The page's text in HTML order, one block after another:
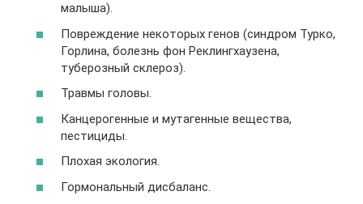
малыша).
Повреждение некоторых генов (синдром Турко,
Горлина, болезнь фон Реклингхаузена,
туберозный склероз).
Травмы головы.
Канцерогенные и мутагенные вещества,
пестициды.
Плохая экология.
Гормональный дисбаланс.